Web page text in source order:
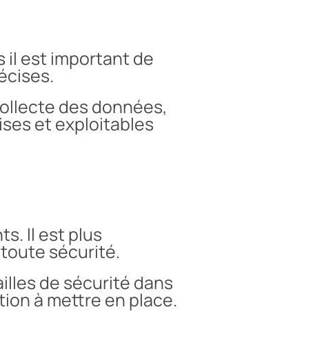
il est important de
des données,
et exploitables
Il est plus
sécurité.
de sécurité dans
à mettre en place.